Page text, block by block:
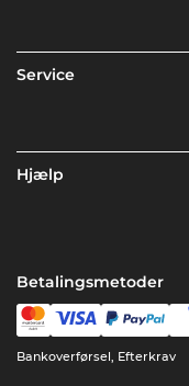
Service
Hjælp
Betalingsmetoder
Bankoverførsel, Efterkrav